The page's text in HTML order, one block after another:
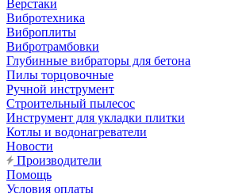
Верстаки
Вибротехника
Виброплиты
Вибротрамбовки
Глубинные вибраторы для бетона
Пилы торцовочные
Ручной инструмент
Строительный пылесос
Инструмент для укладки плитки
Котлы и водонагреватели
Новости
Производители
Помощь
Условия оплаты